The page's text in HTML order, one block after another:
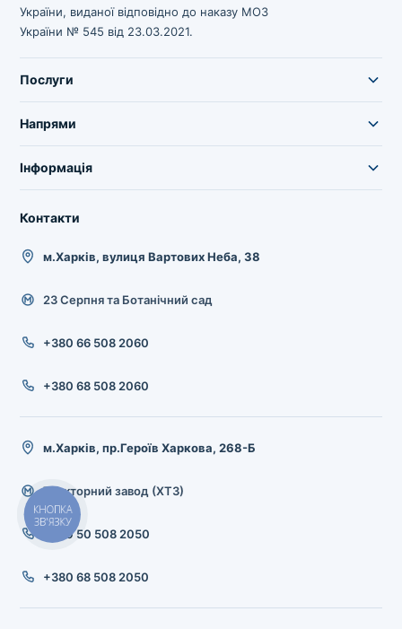
України, виданої відповідно до наказу МОЗ
України № 545 від 23.03.2021.
Послуги
Напрями
Інформація
Контакти
м.Харків, вулиця Вартових Неба, 38
23 Серпня та Ботанічний сад
+380 66 508 2060
+380 68 508 2060
м.Харків, пр.Героїв Харкова, 268-Б
Тракторний завод (ХТЗ)
+380 50 508 2050
+380 68 508 2050
КНОПКА
ЗВ'ЯЗКУ